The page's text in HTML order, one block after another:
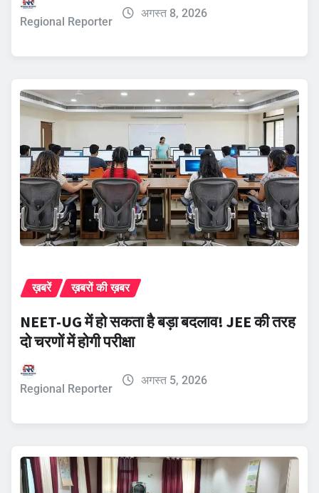
Regional Reporter
अगस्त 8, 2026
ख़बरें ख़बरों की ख़बर
NEET-UG में हो सकता है बड़ा बदलाव! JEE की तरह
दो चरणों में होगी परीक्षा
Regional Reporter
अगस्त 5, 2026